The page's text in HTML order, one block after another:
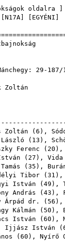
oldalra
N17A EGYÉNI
Zoltán
Zoltán ( 6 ),
( 13 ),
Ferenc ( 20 ),
( 27 ),
( 35 ),
Tibor ( 31 ),
István ( 49 ),
András ( 43 ),
Árpád dr. ( 56 ),
Kálmán ( 50 ),
István ( 60 ),
Ijjász István (
( 60 ), Nyírő